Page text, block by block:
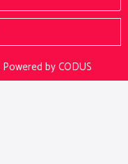
Powered by CODUS